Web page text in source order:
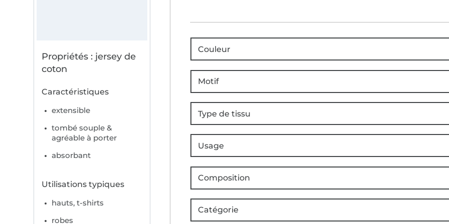
Propriétés : jersey de
coton
Caractéristiques
extensible
tombé souple &
agréable à porter
absorbant
Utilisations typiques
hauts, t-shirts
robes
Couleur
Motif
Type de tissu
Usage
Composition
Catégorie